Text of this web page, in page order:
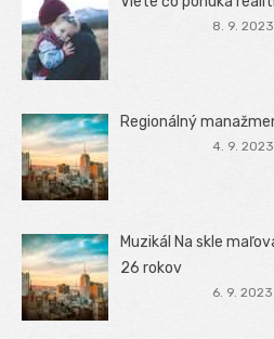
8. 9. 2023
Regionálný
4. 9. 2023
Muzikál Na skle
26 rokov
6. 9. 2023